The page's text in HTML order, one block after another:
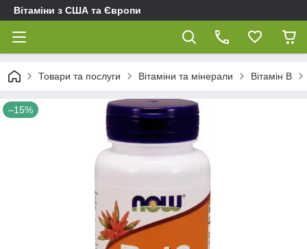
Вітаміни з США та Європи
Товари та послуги Вітаміни та мінерали Вітамін B
–15%